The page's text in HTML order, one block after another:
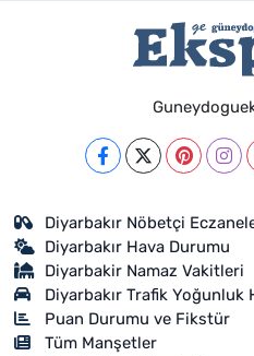
Diyarbakır Nöbetçi
Diyarbakır Hava Durumu
Diyarbakir Namaz Vakitleri
Diyarbakır Trafik Yoğunluk
Puan Durumu ve Fikstür
Tüm Manşetler